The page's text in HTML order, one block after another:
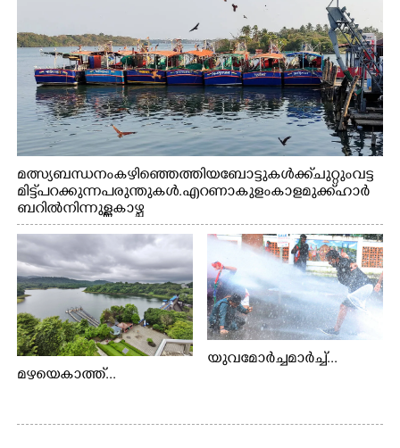
മത്സ്യബന്ധനം കഴിഞ്ഞെത്തിയ ബോട്ടുകൾക്ക് ചുറ്റും വട്ട
മിട്ട് പറക്കുന്ന പരുന്തുകൾ. എറണാകുളം കാളമുക്ക് ഹാർ
ബറിൽ നിന്നുള്ള കാഴ്ച
മഴയെകാത്ത്...
യുവമോർച്ചമാർച്ച്...